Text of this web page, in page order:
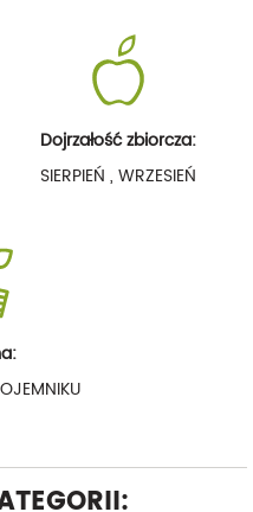
Dojrzałość zbiorcza:
SIERPIEŃ , WRZESIEŃ